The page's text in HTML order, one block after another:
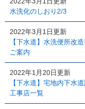
水洗化のしおり2/3
2022年3月1日更新
【下水道】水洗便所改
ご案内
2022年1月20日更新
【下水道】宅地内下水
工事店一覧